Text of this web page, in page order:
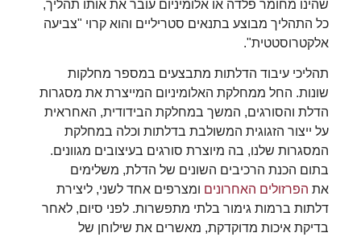
שהינו מחומר פלדה או אלומיניום עובר את אותו תהליך,
כל התהליך מבוצע בתנאים סטריליים והוא קרוי "צביעה
אלקטרוסטטית".
תהליכי עיבוד הדלתות מתבצעים במספר מחלקות
שונות. החל ממחלקת האלומיניום המייצרת את מסגרות
הדלת והסורגים, המשך במחלקת הבידודית, האחראית
על ייצור הזגוגית המשולבת בדלתות וכלה במחלקת
המסגרות שלנו, בה מיוצרת סורגים בעיצובים מגוונים.
בתום הכנת הרכיבים השונים של הדלת, משלימים
הפרזולים האחרוניםומצרפים אחד לשני, ליצירת
דלתות ברמות גימור בלתי מתפשרות. לפני סיום, לאחר
בדיקת איכות מדוקדקת, מאשרים את שילוחן של